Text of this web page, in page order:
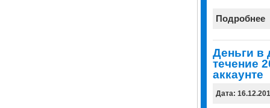
Подробнее
Деньги в
течение
аккаунте
Дата: